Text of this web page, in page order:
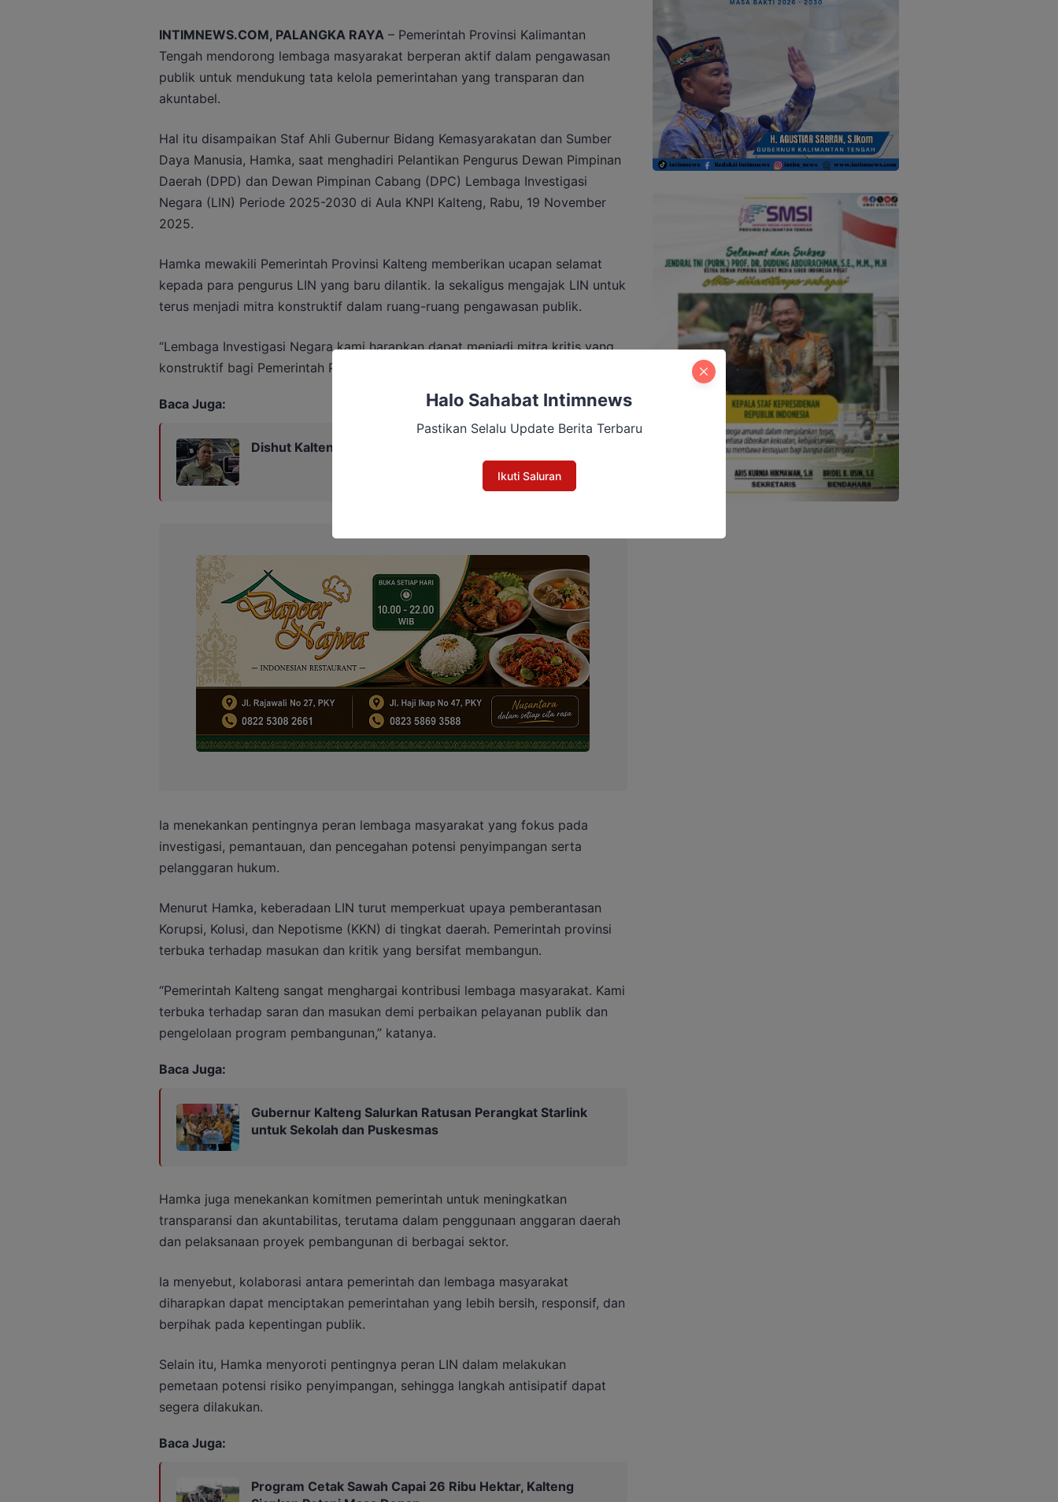
INTIMNEWS.COM, PALANGKA RAYA– Pemerintah Provinsi Kalimantan
Tengah mendorong lembaga masyarakat berperan aktif dalam pengawasan
publik untuk mendukung tata kelola pemerintahan yang transparan dan
akuntabel.
Hal itu disampaikan Staf Ahli Gubernur Bidang Kemasyarakatan dan Sumber
Daya Manusia, Hamka, saat menghadiri Pelantikan Pengurus Dewan Pimpinan
Daerah (DPD) dan Dewan Pimpinan Cabang (DPC) Lembaga Investigasi
Negara (LIN) Periode 2025-2030 di Aula KNPI Kalteng, Rabu, 19 November
2025.
Hamka mewakili Pemerintah Provinsi Kalteng memberikan ucapan selamat
kepada para pengurus LIN yang baru dilantik. Ia sekaligus mengajak LIN untuk
terus menjadi mitra konstruktif dalam ruang-ruang pengawasan publik.
“Lembaga Investigasi Negara kami harapkan dapat menjadi mitra kritis yang
konstruktif bagi Pemerintah Provinsi Kalimantan Tengah,” ujarnya.
Baca Juga:
Dishut Kalteng Dorong Kolaborasi Total Hadapi Karhutla
Ia menekankan pentingnya peran lembaga masyarakat yang fokus pada
investigasi, pemantauan, dan pencegahan potensi penyimpangan serta
pelanggaran hukum.
Menurut Hamka, keberadaan LIN turut memperkuat upaya pemberantasan
Korupsi, Kolusi, dan Nepotisme (KKN) di tingkat daerah. Pemerintah provinsi
terbuka terhadap masukan dan kritik yang bersifat membangun.
“Pemerintah Kalteng sangat menghargai kontribusi lembaga masyarakat. Kami
terbuka terhadap saran dan masukan demi perbaikan pelayanan publik dan
pengelolaan program pembangunan,” katanya.
Baca Juga:
Gubernur Kalteng Salurkan Ratusan Perangkat Starlink
untuk Sekolah dan Puskesmas
Hamka juga menekankan komitmen pemerintah untuk meningkatkan
transparansi dan akuntabilitas, terutama dalam penggunaan anggaran daerah
dan pelaksanaan proyek pembangunan di berbagai sektor.
Ia menyebut, kolaborasi antara pemerintah dan lembaga masyarakat
diharapkan dapat menciptakan pemerintahan yang lebih bersih, responsif, dan
berpihak pada kepentingan publik.
Selain itu, Hamka menyoroti pentingnya peran LIN dalam melakukan
pemetaan potensi risiko penyimpangan, sehingga langkah antisipatif dapat
segera dilakukan.
Baca Juga:
Program Cetak Sawah Capai 26 Ribu Hektar, Kalteng
Halo Sahabat Intimnews
Pastikan Selalu Update Berita Terbaru
Ikuti Saluran